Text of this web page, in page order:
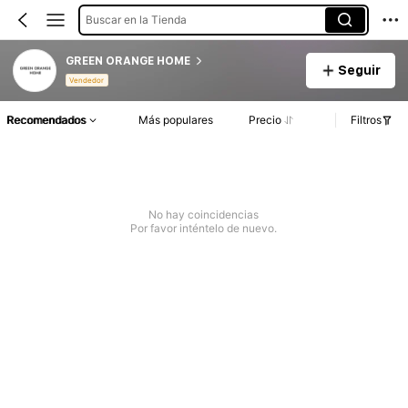
Buscar en la Tienda
GREEN ORANGE HOME
Vendedor
Seguir
Recomendados Más populares Precio Filtros
No hay coincidencias
Por favor inténtelo de nuevo.